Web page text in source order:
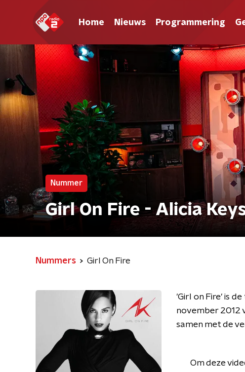
Home Nieuws Programmering
Nummer
Girl On Fire - Alicia
Nummers Girl On Fire
'Girl on Fire' is
november 2012
samen met de
Om deze